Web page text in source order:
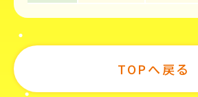
TOPへ戻る